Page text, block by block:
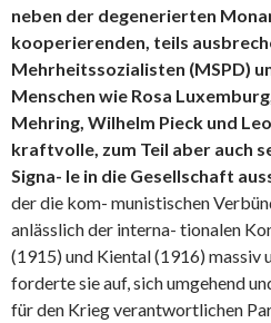
neben der degenerierten
kooperierenden, teils
Mehrheitssozialisten (MSPD)
Menschen wie Rosa
Mehring, Wilhelm Pieck und
kraftvolle, zum Teil aber auch
Signa- le in die Gesellschaft
der die kom- munistischen
anlässlich der interna- tionalen
(1915) und Kiental (1916) massiv
forderte sie auf, sich umgehend
für den Krieg verantwortlichen